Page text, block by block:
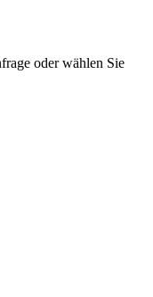
oder wählen Sie